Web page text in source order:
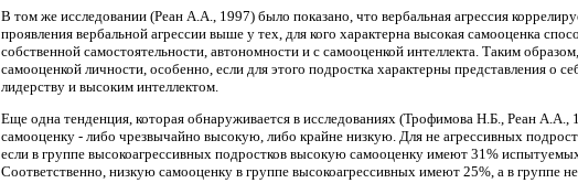
В том же исследовании (Реан А.А., 1997) было показано, что вербальная агрессия
проявления вербальной агрессии выше у тех, для кого характерна высокая самооценка
собственной самостоятельности, автономности и с самооценкой интеллекта. Таким
самооценкой личности, особенно, если для этого подростка характерны представления
лидерству и высоким интеллектом.
Еще одна тенденция, которая обнаруживается в исследованиях (Трофимова Н.Б., Реан
самооценку - либо чрезвычайно высокую, либо крайне низкую. Для не агрессивных
если в группе высокоагрессивных подростков высокую самооценку имеют 31%
Соответственно, низкую самооценку в группе высокоагрессивных имеют 25%, а в группе